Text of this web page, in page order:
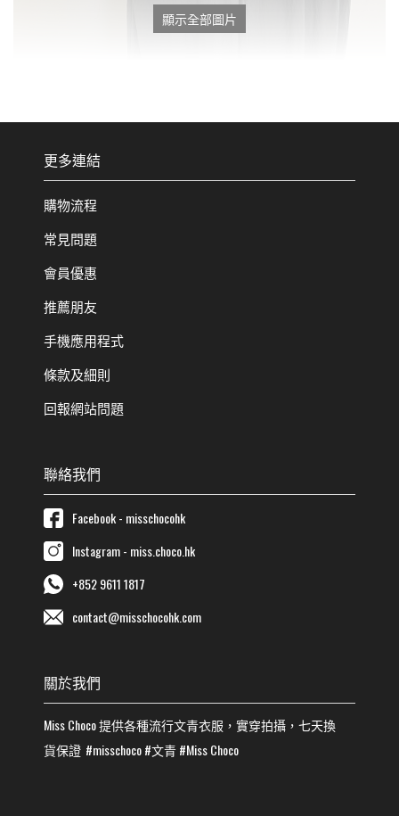
顯示全部圖片
更多連結
購物流程
常見問題
會員優惠
推薦朋友
手機應用程式
條款及細則
回報網站問題
聯絡我們
Facebook - misschocohk
Instagram - miss.choco.hk
+852 9611 1817
contact@misschocohk.com
關於我們
Miss Choco提供各種流行文青衣服，實穿拍攝，七天換
貨保證 #misschoco#文青#Miss Choco